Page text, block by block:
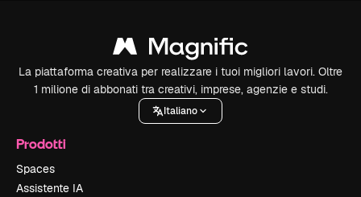
La piattaforma creativa per realizzare i tuoi migliori lavori. Oltre
1 milione di abbonati tra creativi, imprese, agenzie e studi.
Italiano
Prodotti
Spaces
Assistente IA